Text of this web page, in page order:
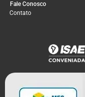
Fale Conosco
Contato